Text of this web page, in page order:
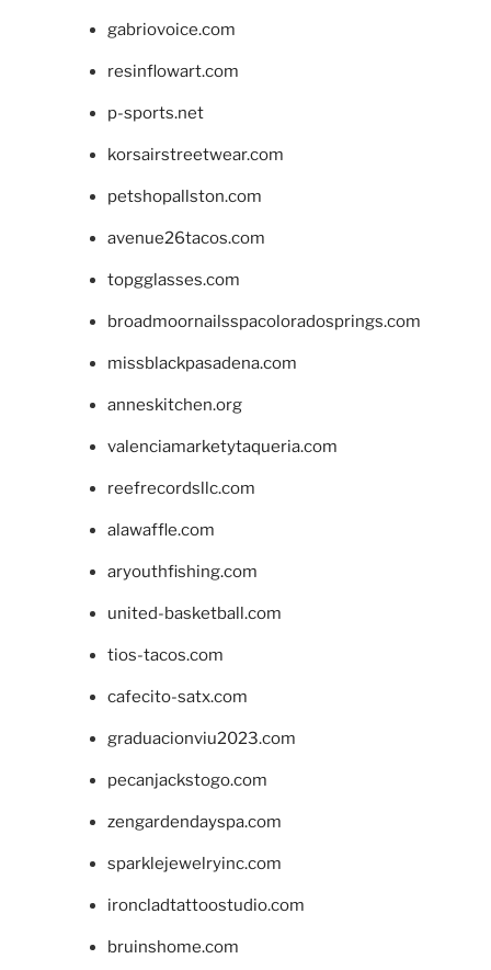
gabriovoice.com
resinflowart.com
p-sports.net
korsairstreetwear.com
petshopallston.com
avenue26tacos.com
topgglasses.com
broadmoornailsspacoloradosprings.com
missblackpasadena.com
anneskitchen.org
valenciamarketytaqueria.com
reefrecordsllc.com
alawaffle.com
aryouthfishing.com
united-basketball.com
tios-tacos.com
cafecito-satx.com
graduacionviu2023.com
pecanjackstogo.com
zengardendayspa.com
sparklejewelryinc.com
ironcladtattoostudio.com
bruinshome.com